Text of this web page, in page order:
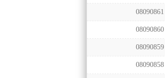
08090861
08090860
08090859
08090858